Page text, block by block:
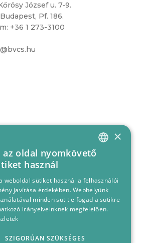
József u. 7-9.
Pf. 186.
+36 1 273-3100
HUNGARIAN
×
az oldal nyomkövető
használ
weboldal sütiket használ a felhasználói
javítása érdekében. Webhelyünk
minden sütit elfogad a sütikre
irányelveinknek megfelelően.
SZIGORÚAN SZÜKSÉGES